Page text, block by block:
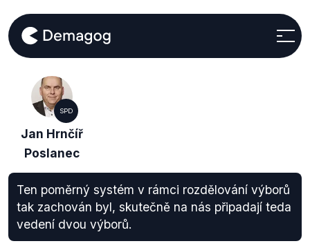
SPD
Jan Hrnčíř
Poslanec
Ten poměrný systém v rámci rozdělování výborů
tak zachován byl, skutečně na nás připadají teda
vedení dvou výborů.